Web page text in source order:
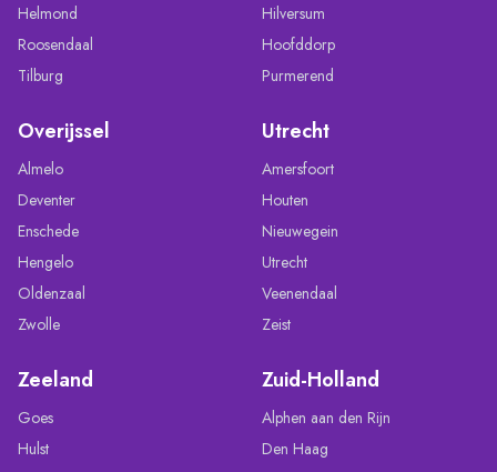
Helmond
Roosendaal
Tilburg
Hilversum
Hoofddorp
Purmerend
Overijssel
Almelo
Deventer
Enschede
Hengelo
Oldenzaal
Zwolle
Utrecht
Amersfoort
Houten
Nieuwegein
Utrecht
Veenendaal
Zeist
Zeeland
Goes
Hulst
Zuid-Holland
Alphen aan den Rijn
Den Haag